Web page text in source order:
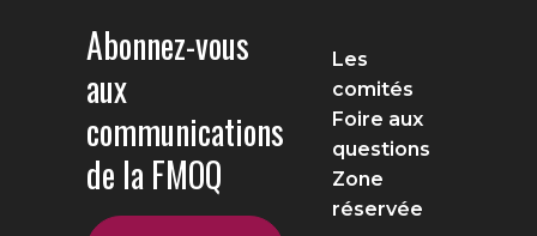
Abonnez-vous
aux
communications
de la FMOQ
Les
comités
Foire aux
questions
Zone
réservée